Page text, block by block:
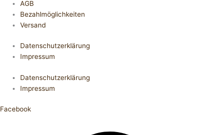
AGB
Bezahlmöglichkeiten
Versand
Datenschutzerklärung
Impressum
Datenschutzerklärung
Impressum
Facebook